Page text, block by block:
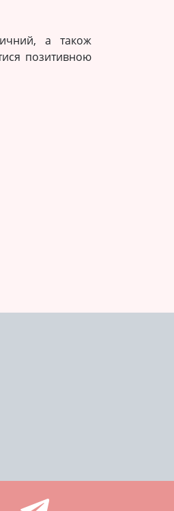
а також
позитивною